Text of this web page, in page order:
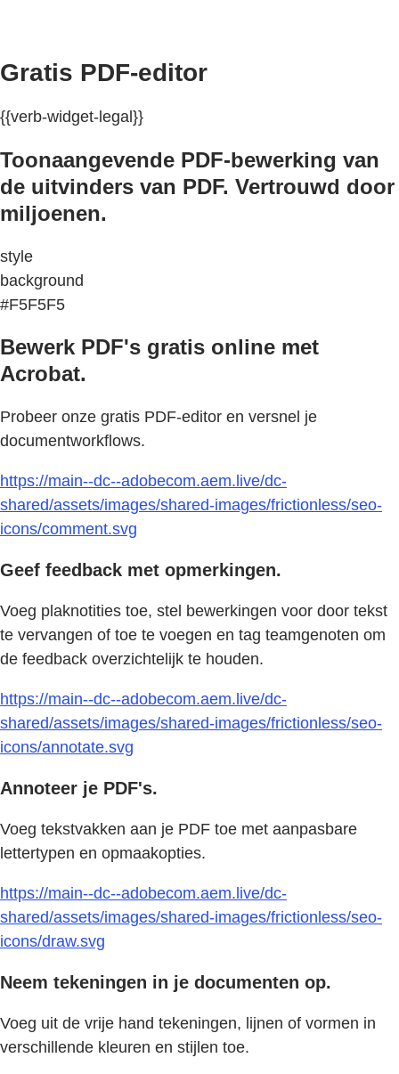
Gratis PDF-editor
{{verb-widget-legal}}
Toonaangevende PDF-bewerking van
de uitvinders van PDF. Vertrouwd door
miljoenen.
style
background
#F5F5F5
Bewerk PDF's gratis online met
Acrobat.
Probeer onze gratis PDF-editor en versnel je
documentworkflows.
https://main--dc--adobecom.aem.live/dc-
shared/assets/images/shared-images/frictionless/seo-
icons/comment.svg
Geef feedback met opmerkingen.
Voeg plaknotities toe, stel bewerkingen voor door tekst
te vervangen of toe te voegen en tag teamgenoten om
de feedback overzichtelijk te houden.
https://main--dc--adobecom.aem.live/dc-
shared/assets/images/shared-images/frictionless/seo-
icons/annotate.svg
Annoteer je PDF's.
Voeg tekstvakken aan je PDF toe met aanpasbare
lettertypen en opmaakopties.
https://main--dc--adobecom.aem.live/dc-
shared/assets/images/shared-images/frictionless/seo-
icons/draw.svg
Neem tekeningen in je documenten op.
Voeg uit de vrije hand tekeningen, lijnen of vormen in
verschillende kleuren en stijlen toe.